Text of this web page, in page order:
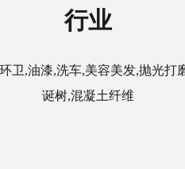
行业
卫,油漆,洗车,美容美发,抛光打
诞树,混凝土纤维